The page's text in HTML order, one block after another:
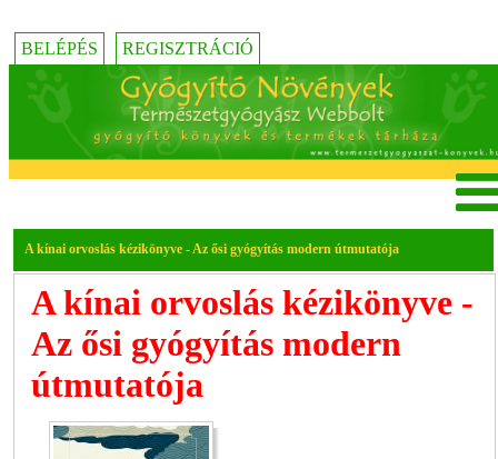
BELÉPÉS REGISZTRÁCIÓ
A kínai orvoslás kézikönyve - Az ősi gyógyítás modern útmutatója
A kínai orvoslás kézikönyve -
Az ősi gyógyítás modern
útmutatója